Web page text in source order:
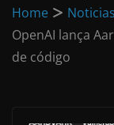
Home
Noticias
OpenAI lança
de código